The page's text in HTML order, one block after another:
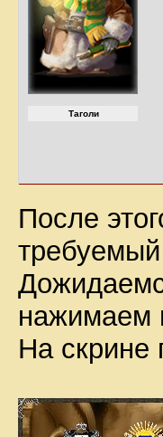
Таголи
После
нажимаем
На скрине